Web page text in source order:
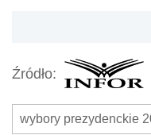
Źródło:
wybory prezydenckie